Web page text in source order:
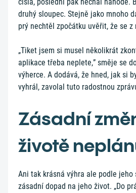
druhý sloupec. Stejně jako mnoho
prý nechtěl zpočátku uvěřit, že se
„Tiket jsem si musel několikrát
aplikace třeba neplete,” směje se
výherce. A dodává, že hned, jak si
vyhrál, zavolal tuto radostnou
Zásadní
životě
Ani tak krásná výhra ale podle
zásadní dopad na jeho život. „Do